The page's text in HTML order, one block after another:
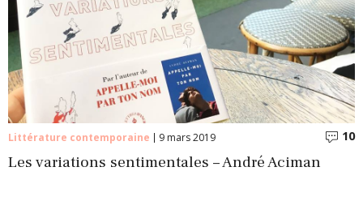
Littérature contemporaine 9 mars 2019 10
Les variations sentimentales – André Aciman